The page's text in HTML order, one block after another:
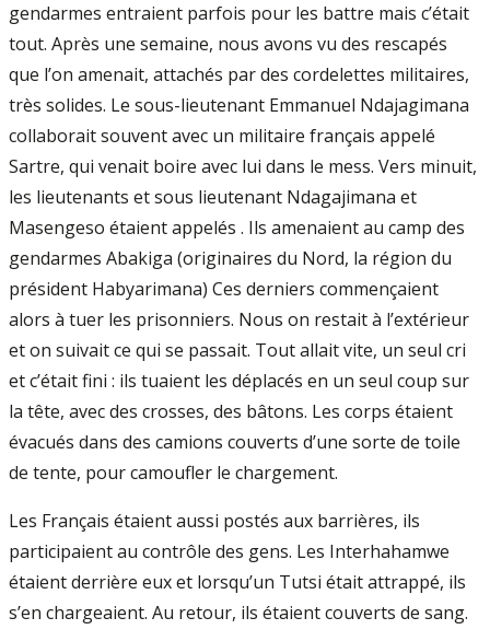
gendarmes entraient parfois pour les battre mais c’était
tout. Après une semaine, nous avons vu des rescapés
que l’on amenait, attachés par des cordelettes militaires,
très solides. Le sous-lieutenant Emmanuel Ndajagimana
collaborait souvent avec un militaire français appelé
Sartre, qui venait boire avec lui dans le mess. Vers minuit,
les lieutenants et sous lieutenant Ndagajimana et
Masengeso étaient appelés . Ils amenaient au camp des
gendarmes Abakiga (originaires du Nord, la région du
président Habyarimana) Ces derniers commençaient
alors à tuer les prisonniers. Nous on restait à l’extérieur
et on suivait ce qui se passait. Tout allait vite, un seul cri
et c’était fini : ils tuaient les déplacés en un seul coup sur
la tête, avec des crosses, des bâtons. Les corps étaient
évacués dans des camions couverts d’une sorte de toile
de tente, pour camoufler le chargement.
Les Français étaient aussi postés aux barrières, ils
participaient au contrôle des gens. Les Interhahamwe
étaient derrière eux et lorsqu’un Tutsi était attrappé, ils
s’en chargeaient. Au retour, ils étaient couverts de sang.